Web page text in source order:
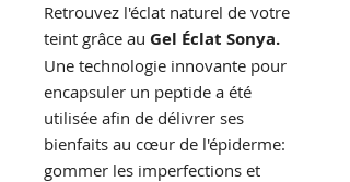
Retrouvez l'éclat naturel de votre
teint grâce au Gel Éclat Sonya.
Une technologie innovante pour
encapsuler un peptide a été
utilisée afin de délivrer ses
bienfaits au cœur de l'épiderme:
gommer les imperfections et